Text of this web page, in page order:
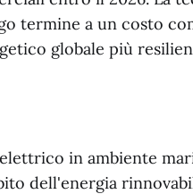
termine a un costo
globale più
in ambiente
dell'energia